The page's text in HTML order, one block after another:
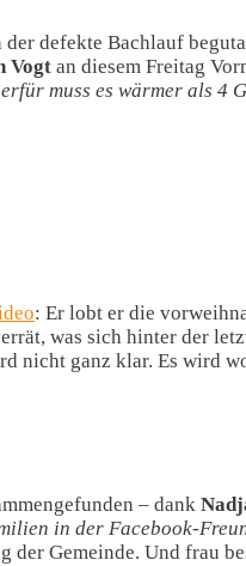
defekte Bachlauf
Vogt an diesem Freitag
muss es wärmer als 4
: Er lobt er die
was sich hinter der
nicht ganz klar. Es
– dank
in der Facebook-
der Gemeinde. Und frau